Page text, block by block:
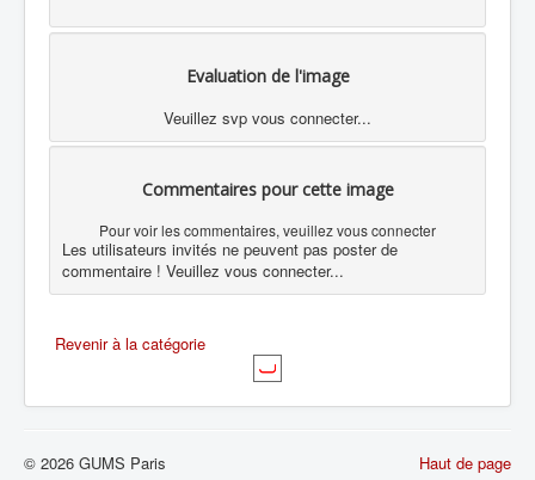
Evaluation de l'image
Veuillez svp vous connecter...
Commentaires pour cette image
Pour voir les commentaires, veuillez vous connecter
Les utilisateurs invités ne peuvent pas poster de
commentaire ! Veuillez vous connecter...
Revenir à la catégorie
Haut de page
© 2026 GUMS Paris